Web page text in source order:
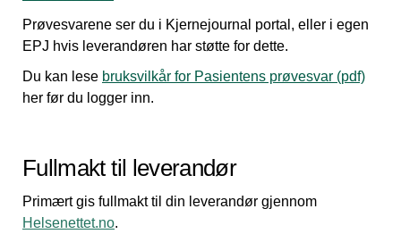
Prøvesvarene ser du i Kjernejournal portal, eller i egen
EPJ hvis leverandøren har støtte for dette.
Du kan lese bruksvilkår for Pasientens prøvesvar (pdf)
her før du logger inn.
Fullmakt til leverandør
Primært gis fullmakt til din leverandør gjennom
Helsenettet.no.